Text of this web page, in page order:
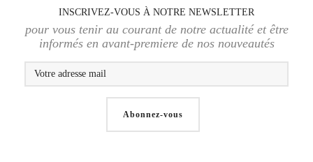
INSCRIVEZ-VOUS À NOTRE NEWSLETTER
pour vous tenir au courant de notre actualité et être
informés en avant-premiere de nos nouveautés